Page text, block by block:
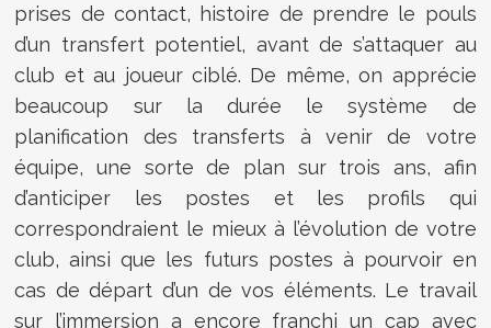
prises de contact, histoire de prendre le pouls
d’un transfert potentiel, avant de s’attaquer au
club et au joueur ciblé. De même, on apprécie
beaucoup sur la durée le système de
planification des transferts à venir de votre
équipe, une sorte de plan sur trois ans, afin
d’anticiper les postes et les profils qui
correspondraient le mieux à l’évolution de votre
club, ainsi que les futurs postes à pourvoir en
cas de départ d’un de vos éléments. Le travail
sur l’immersion a encore franchi un cap avec